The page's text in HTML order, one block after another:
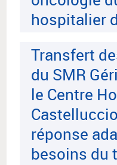
hospitalier
Transfert
du SMR
le Centre
réponse
besoins du